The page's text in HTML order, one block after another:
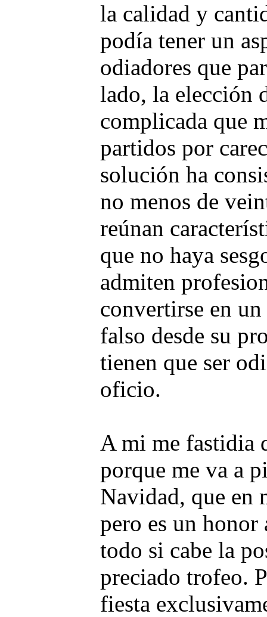
la calidad y
podía tener un
odiadores que
lado, la elección
complicada que
partidos por
solución ha
no menos de
reúnan
que no haya
admiten
convertirse en
falso desde su
tienen que ser
oficio.
A mi me fastidia
porque me va a
Navidad, que en
pero es un honor
todo si cabe la
preciado trofeo.
fiesta